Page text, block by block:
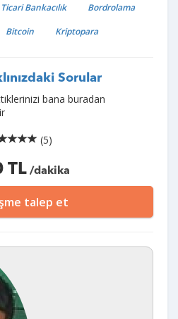
Ticari Bankacılık
Bordrolama
Bitcoin Kriptopara
Sorular
bana buradan
(5)
TL/dakika
talep et